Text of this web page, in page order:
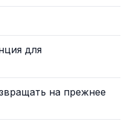
для
на прежнее